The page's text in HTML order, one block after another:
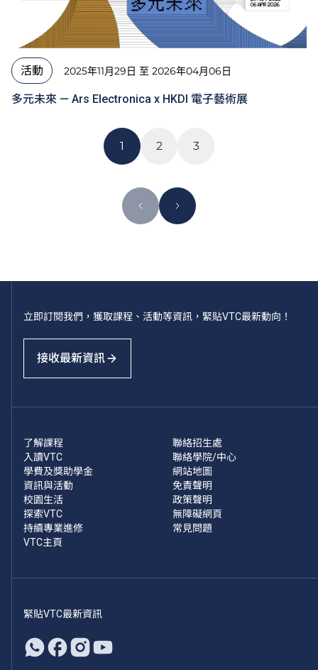
活動 2025年11月29日 至 2026年04月06日
多元未來 — Ars Electronica x HKDI 電子藝術展
1 2 3
立即訂閱我們，獲取課程、活動等資訊，緊貼VTC最新動向！
接收最新資訊
了解課程
入讀VTC
學費及獎助學金
資訊與活動
校園生活
探索VTC
持續專業進修
VTC主頁
聯絡招生處
聯絡學院/中心
網站地圖
免責聲明
政策聲明
無障礙網頁
常見問題
緊貼VTC最新資訊